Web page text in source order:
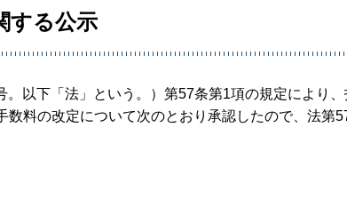
する公示
以下「法」という。）第57条第1項の規定により
数料の改定について次のとおり承認したので、法第